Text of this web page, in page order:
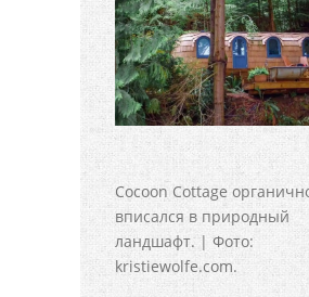
Cocoon Cottage
вписался в природный
ландшафт. | Фото:
kristiewolfe.com.